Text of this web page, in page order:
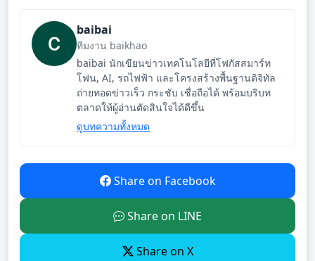
baibai
ทีมงาน baikhao
baibai นักเขียนข่าวเทคโนโลยีที่โฟกัสสมาร์ท
โฟน, AI, รถไฟฟ้า และโครงสร้างพื้นฐานดิจิทัล
ถ่ายทอดข่าวเร็ว กระชับ เชื่อถือได้ พร้อมบริบท
ตลาดให้ผู้อ่านตัดสินใจได้ดีขึ้น
ดูบทความทั้งหมด
Share on Facebook
Share on LINE
Share on X